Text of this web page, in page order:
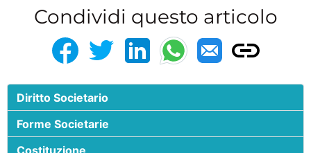
Condividi questo articolo
Diritto Societario
Forme Societarie